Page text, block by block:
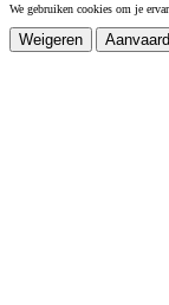
We gebruiken cookies om je
Weigeren